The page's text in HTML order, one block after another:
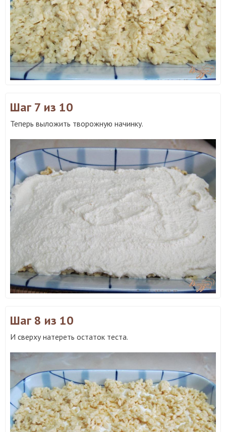
Шаг 7 из 10
Теперь выложить творожную начинку.
Шаг 8 из 10
И сверху натереть остаток теста.